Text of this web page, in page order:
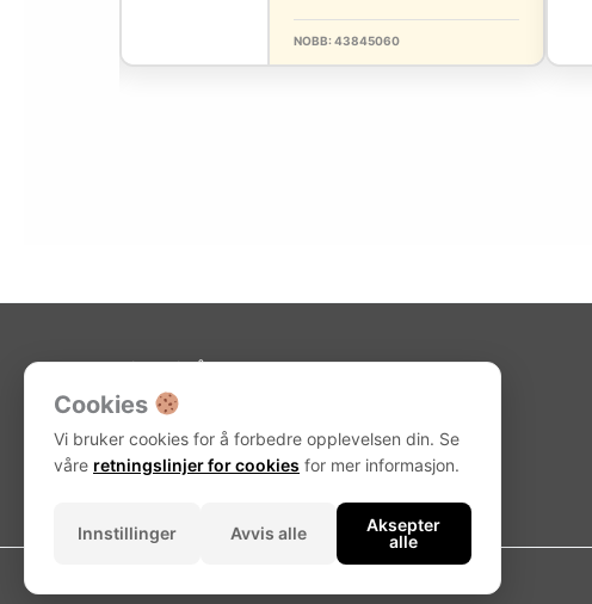
NOBB: 43845060
Kjøpsvilkår-netthandel
Retningslinjer for cookie
Personvernerklæring
H-panne
Cookies
Vi bruker cookies for å forbedre opplevelsen din. Se
våre retningslinjer for cookies for mer informasjon.
Innstillinger Avvis alle
Aksepter
alle